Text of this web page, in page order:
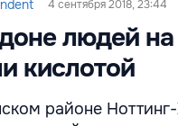
4 сентября 2018, 23:44
людей
кислотой
районе